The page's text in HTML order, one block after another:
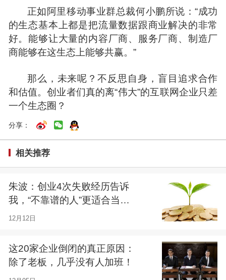
正如阿里移动事业群总裁何小鹏所说：“成功
的生态基本上都是把流量数据跟商业解决的非常
好。能够让大量的内容厂商、服务厂商、制造厂
商能够在这生态上能够共赢。”
那么，未来呢？不反思自身，盲目追求合作
和估值。创业者们真的离“伟大”的互联网企业只差
一个生态圈？
分享：
相关推荐
朱波：创业4次失败经历告诉
我，“不靠谱的人”更适合当
CEO
12月12日
这20家企业倒闭的真正原因：
除了老板，几乎没有人加班！